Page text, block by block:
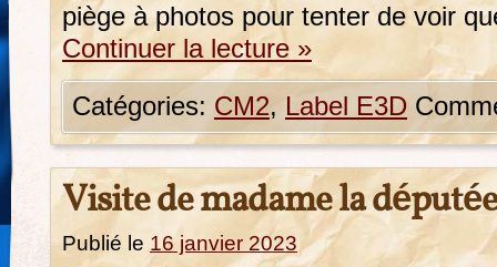
piège à photos pour tenter de voir
Continuer la lecture »
Catégories: CM2, Label E3D
Visite de madame la
Publié le 16 janvier 2023